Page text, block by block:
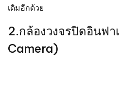
เดิมอีกด้วย
2.กล้องวงจรปิดอินฟา
Camera)